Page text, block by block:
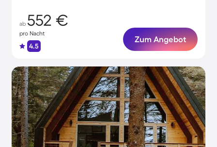
ab 552 €
pro Nacht
4.5
Zum Angebot